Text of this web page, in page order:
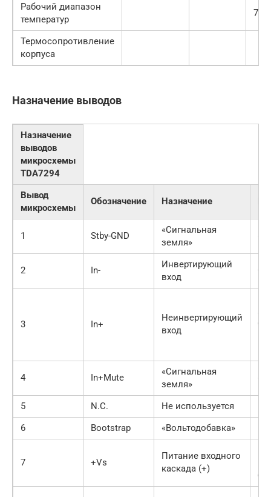
Рабочий диапазон
температур
70
Термосопротивление
корпуса
Назначение выводов
Назначение
выводов
микросхемы
TDA7294
Вывод
микросхемы
Обозначение Назначение
1 Stby-GND
«Сигнальная
земля»
2 In-
Инвертирующий
вход
3 In+
Неинвертирующий
вход
4 In+Mute
«Сигнальная
земля»
5 N.C. Не используется
6
Bootstrap «Вольтодобавка»
7 +Vs
Питание входного
каскада (+)